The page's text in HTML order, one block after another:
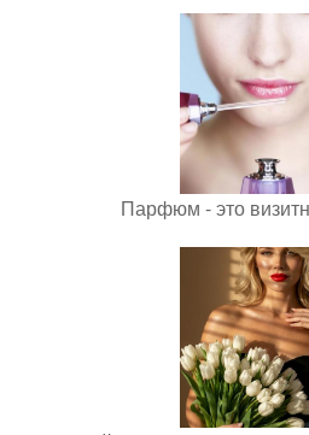
Парфюм - это